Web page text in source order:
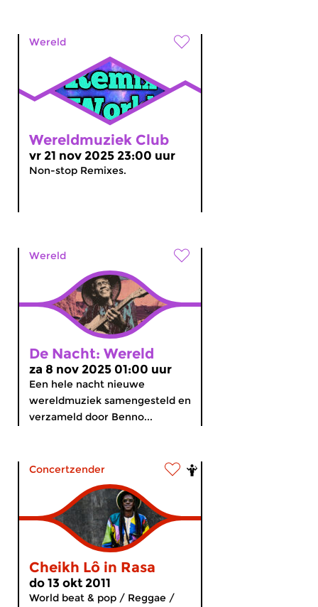
Wereld
Wereldmuziek Club
vr 21 nov 2025 23:00 uur
Non-stop Remixes.
Wereld
De Nacht: Wereld
za 8 nov 2025 01:00 uur
Een hele nacht nieuwe
wereldmuziek samengesteld en
verzameld door Benno...
Concertzender
Cheikh Lô in Rasa
do 13 okt 2011
World beat & pop / Reggae /